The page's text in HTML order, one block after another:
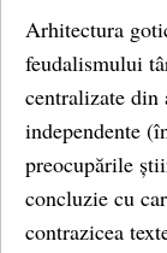
Arhitectura
feudalismului
centralizate din
independente
preocupările
concluzie cu
contrazicea